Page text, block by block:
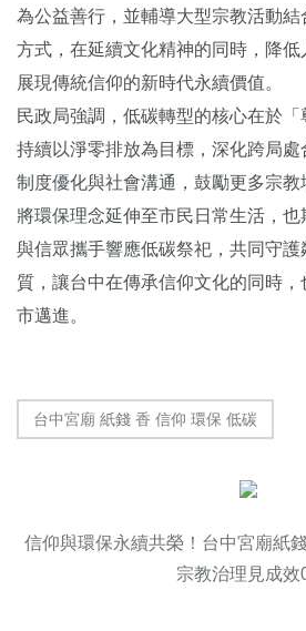
為公益善行，並輔導大型宗教活動
方式，在延續文化精神的同時，降低
展現傳統信仰的新時代永續價值。
民政局強調，低碳轉型的核心在於
持續以淨零排放為目標，深化跨局
制度優化與社會溝通，鼓勵更多宗
將環保理念延伸至市民日常生活，
與信眾攜手響應低碳祭祀，共同守
質，讓台中在傳承信仰文化的同時
市邁進。
台中宮廟 紙錢 香 信仰 環保 低碳
信仰與環保永續共榮！台中宮廟紙
宗教治理見成效